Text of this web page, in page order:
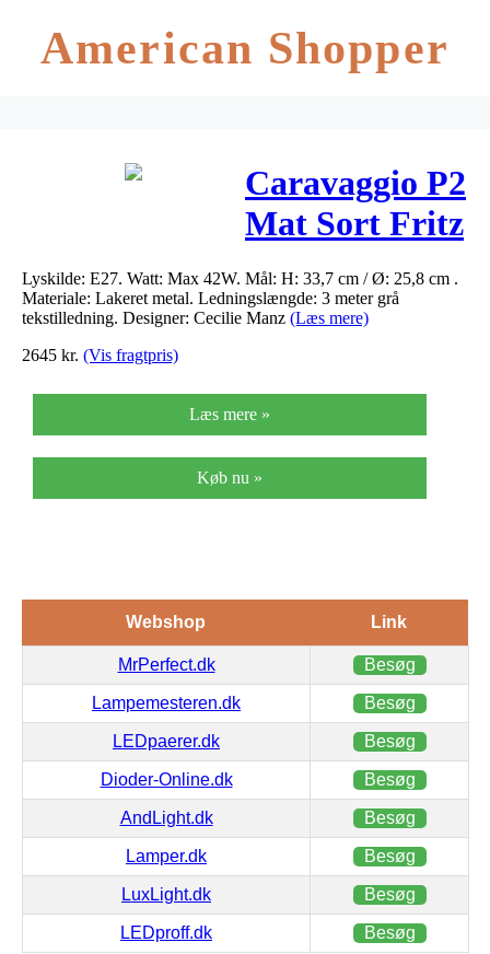
American Shopper
Caravaggio P2
Mat Sort Fritz
Hansen
Lyskilde: E27. Watt: Max 42W. Mål: H: 33,7 cm / Ø: 25,8 cm .
Materiale: Lakeret metal. Ledningslængde: 3 meter grå
tekstilledning. Designer: Cecilie Manz (Læs mere)
2645 kr. (Vis fragtpris)
Læs mere »
Køb nu »
Webshop Link
MrPerfect.dk Besøg
Lampemesteren.dk Besøg
LEDpaerer.dk Besøg
Dioder-Online.dk Besøg
AndLight.dk Besøg
Lamper.dk Besøg
LuxLight.dk Besøg
LEDproff.dk Besøg